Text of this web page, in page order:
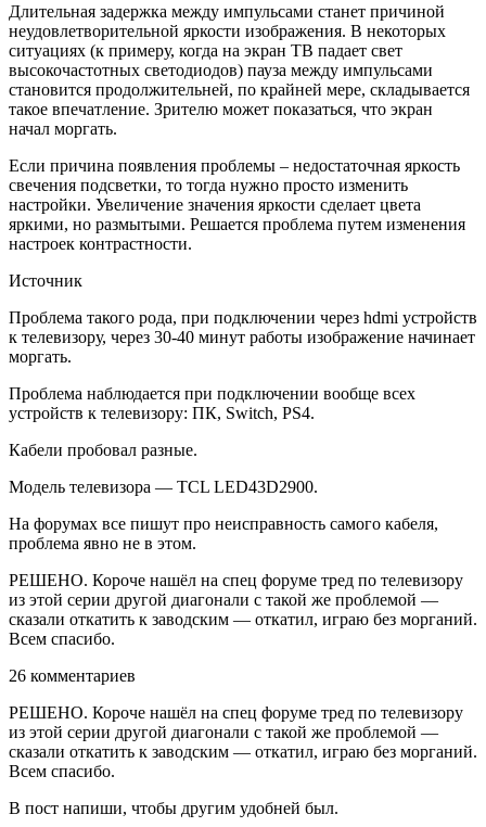
Длительная задержка между импульсами станет причиной
неудовлетворительной яркости изображения. В некоторых
ситуациях (к примеру, когда на экран ТВ падает свет
высокочастотных светодиодов) пауза между импульсами
становится продолжительней, по крайней мере, складывается
такое впечатление. Зрителю может показаться, что экран
начал моргать.
Если причина появления проблемы – недостаточная яркость
свечения подсветки, то тогда нужно просто изменить
настройки. Увеличение значения яркости сделает цвета
яркими, но размытыми. Решается проблема путем изменения
настроек контрастности.
Источник
Проблема такого рода, при подключении через hdmi устройств
к телевизору, через 30-40 минут работы изображение начинает
моргать.
Проблема наблюдается при подключении вообще всех
устройств к телевизору: ПК, Switch, PS4.
Кабели пробовал разные.
Модель телевизора — TCL LED43D2900.
На форумах все пишут про неисправность самого кабеля,
проблема явно не в этом.
РЕШЕНО. Короче нашёл на спец форуме тред по телевизору
из этой серии другой диагонали с такой же проблемой —
сказали откатить к заводским — откатил, играю без морганий.
Всем спасибо.
26 комментариев
РЕШЕНО. Короче нашёл на спец форуме тред по телевизору
из этой серии другой диагонали с такой же проблемой —
сказали откатить к заводским — откатил, играю без морганий.
Всем спасибо.
В пост напиши, чтобы другим удобней был.